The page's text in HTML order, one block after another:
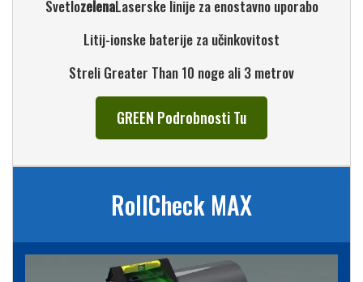
SvetlozelenaLaserske linije za enostavno uporabo
Litij-ionske baterije za učinkovitost
Streli Greater Than 10 noge ali 3 metrov
GREEN Podrobnosti Tu
RollCheck MAX